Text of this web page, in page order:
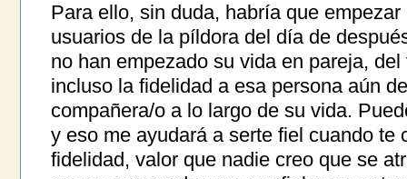
Para ello, sin duda, habría que
usuarios de la píldora del día de
no han empezado su vida en pareja,
incluso la fidelidad a esa persona aún
compañera/o a lo largo de su vida.
y eso me ayudará a serte fiel cuando te
fidelidad, valor que nadie creo que se